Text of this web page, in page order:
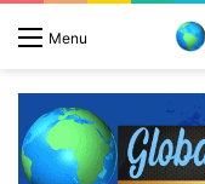
Menu